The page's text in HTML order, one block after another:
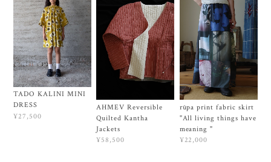
TADO KALINI MINI
DRESS
¥27,500
AHMEV Reversible
Quilted Kantha
Jackets
¥58,500
rūpa print fabric skirt
"All living things have
meaning "
¥22,000